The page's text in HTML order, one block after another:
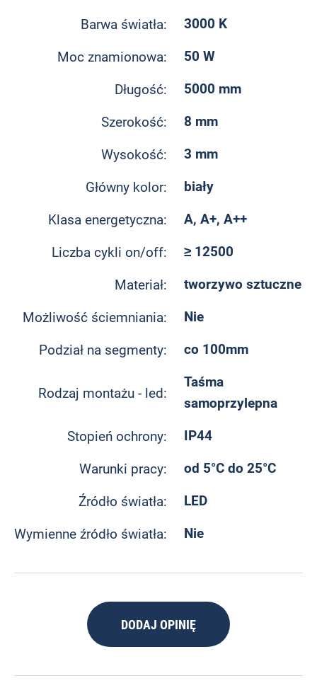
Barwa światła: 3000 K
Moc znamionowa: 50 W
Długość: 5000 mm
Szerokość: 8 mm
Wysokość: 3 mm
Główny kolor: biały
Klasa energetyczna: A, A+, A++
Liczba cykli on/off: ≥ 12500
Materiał: tworzywo sztuczne
Możliwość ściemniania: Nie
Podział na segmenty: co 100mm
Rodzaj montażu - led:
Taśma
samoprzylepna
Stopień ochrony: IP44
Warunki pracy: od 5°C do 25°C
Źródło światła: LED
Wymienne źródło światła: Nie
DODAJ OPINIĘ